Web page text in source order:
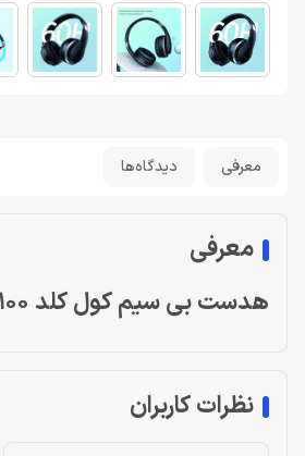
معرفی دیدگاه‌ها
معرفی
هدست بی سیم کول کلد COOLCOLD MH100
نظرات کاربران